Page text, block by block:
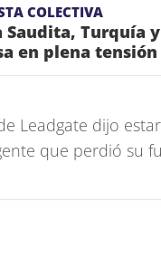
COLECTIVA
Saudita, Turquía
en plena
Leadgate dijo
que perdió su